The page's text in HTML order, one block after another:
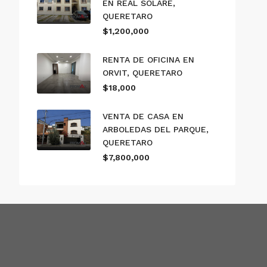
EN REAL SOLARE,
QUERETARO
$1,200,000
RENTA DE OFICINA EN
ORVIT, QUERETARO
$18,000
VENTA DE CASA EN
ARBOLEDAS DEL PARQUE,
QUERETARO
$7,800,000